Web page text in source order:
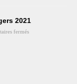
2021
fermés